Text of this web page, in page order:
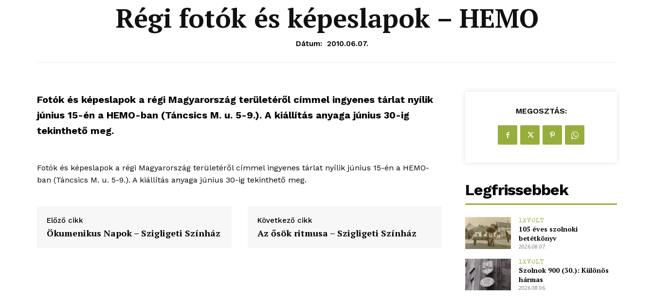
blogSZOLNOK
szubjektív
bSZ fiók
Régi fotók és képeslapok – HEMO
Dátum: 2010.06.07.
Fotók és képeslapok a régi Magyarország területéről címmel ingyenes tárlat nyílik
június 15-én a HEMO-ban (Táncsics M. u. 5-9.). A kiállítás anyaga június 30-ig
tekinthető meg.
Fotók és képeslapok a régi Magyarország területéről címmel ingyenes tárlat nyílik június 15-én a HEMO-
ban (Táncsics M. u. 5-9.). A kiállítás anyaga június 30-ig tekinthető meg.
Előző cikk
Ökumenikus Napok – Szigligeti Színház
Következő cikk
Az ősök ritmusa – Szigligeti Színház
MEGOSZTÁS:
Legfrissebbek
1XVOLT
105 éves szolnoki
betétkönyv
2026.08.07.
1XVOLT
Szolnok 900 (30.): Különös
hármas
2026.08.06.